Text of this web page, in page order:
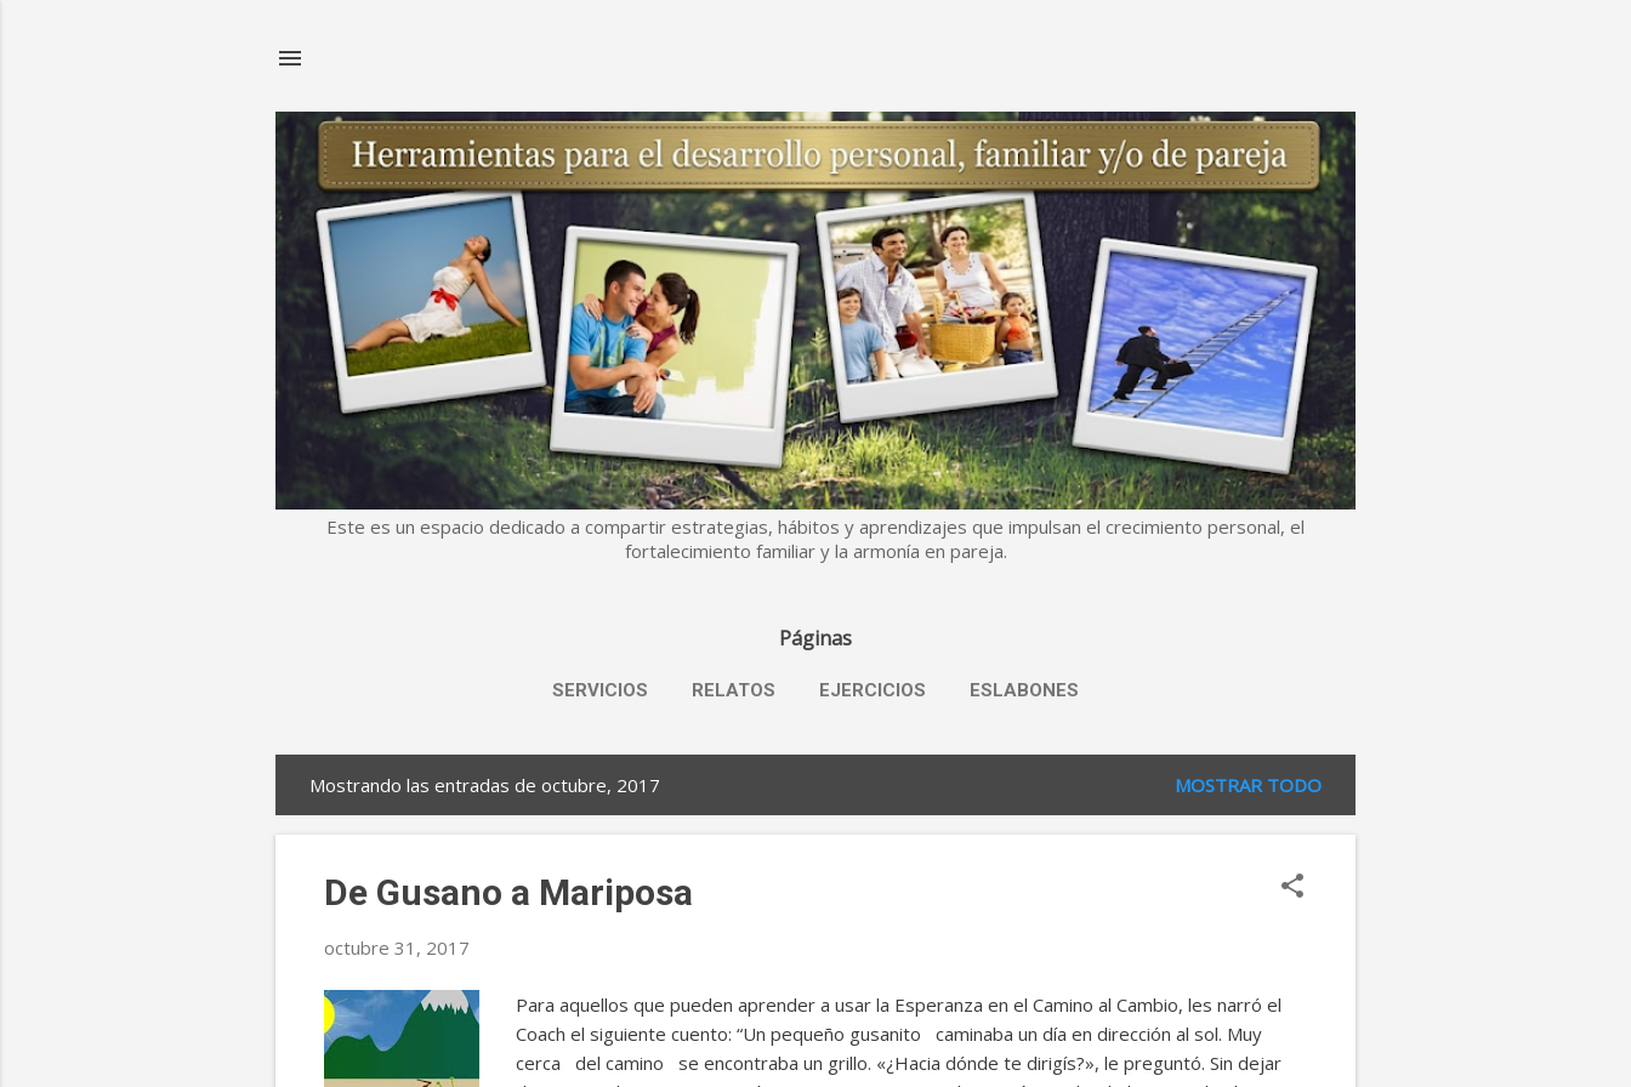
Este es un espacio dedicado a compartir estrategias, hábitos y aprendizajes que impulsan el crecimiento personal, el
fortalecimiento familiar y la armonía en pareja.
Páginas
SERVICIOS RELATOS EJERCICIOS ESLABONES
n
Mostrando las entradas de octubre, 2017 MOSTRAR TODO
De Gusano a Mariposa
octubre 31, 2017
Para aquellos que pueden aprender a usar la Esperanza en el Camino al Cambio, les narró el
Coach el siguiente cuento: “Un pequeño gusanito caminaba un día en dirección al sol. Muy
cerca del camino se encontraba un grillo. «¿Hacia dónde te dirigís?», le preguntó. Sin dejar